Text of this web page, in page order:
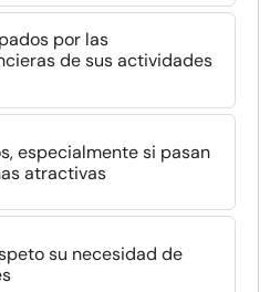
por las
de sus actividades
especialmente si pasan
atractivas
su necesidad de